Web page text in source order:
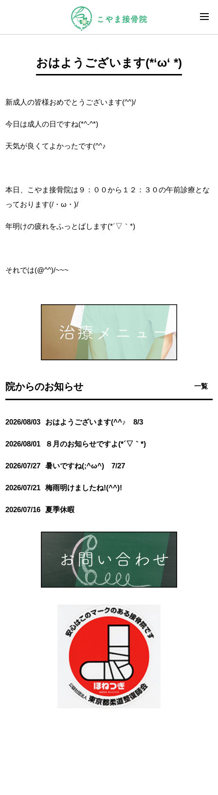
おはようございます(*‘ω‘ *)
新成人の皆様おめでとうございます(^^)/
今日は成人の日ですね(*^-^*)
天気が良くてよかったです(^^♪
本日、こやま接骨院は９：００から１２：３０の午前診療とな
っております(/・ω・)/
年明けの疲れをふっとばします(*´▽｀*)
それでは(@^^)/~~~
院からのお知らせ 一覧
2026/08/03 おはようございます(^^♪ 8/3
2026/08/01 ８月のお知らせですよ(*´▽｀*)
2026/07/27 暑いですね(;^ω^) 7/27
2026/07/21 梅雨明けましたね!(^^)!
2026/07/16 夏季休暇